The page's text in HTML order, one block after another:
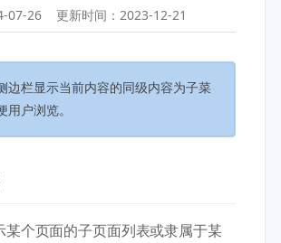
享
制
技巧
技术专题
安全增强
性能优化
WooCommerce开发
登录
07-26 更新时间： 2023-12-21
边栏显示当前内容的同级内容为子菜
用户浏览。
某个页面的子页面列表或隶属于某